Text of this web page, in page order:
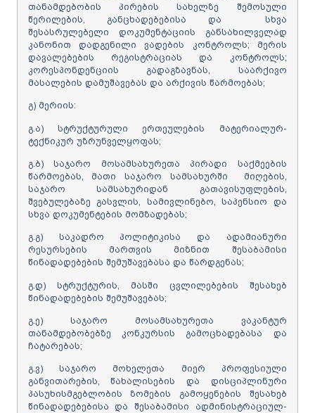
თანამდებობის პირების სახელზე შემოსული
წერილების, განცხადებებისა და სხვა
შესასრულებელი დოკუმენტაციის განსახილველად
კანონით დადგენილი ვადების კონტროლს; მერის
დავალებების რეგისტრაციას და კონტროლს;
კორესპონდენციის გადაგზავნას, საარქივო
მასალების დამუშავებას და არქივის წარმოებას;
გ) მერიის:
გ.ა) სტრუქტურული ერთეულების მატერიალურ-
ტექნიკურ უზრუნველყოფას;
გ.ბ) საჯარო მოსამსახურეთა პირადი საქმეების
წარმოებას, მათი საჯარო სამსახურში მიღების,
საჯარო სამსახურიდან გათავისუფლების,
შვებულებაზე გასვლის, სამივლინებო, საპენსიო და
სხვა დოკუმენტების მომზადებას;
გ.გ) საკადრო პოლიტიკისა და ადამიანური
რესურსების მართვის მიზნით შესაბამისი
წინადადებების შემუშავებასა და წარდგენას;
გ.დ) სტრუქტურის, მასში ცვლილებების შესახებ
წინადადებების შემუშავებას;
გ.ე) საჯარო მოსამსახურეთა ვაკანტურ
თანამდებობებზე კონკურსის გამოცხადებასა და
ჩატარებას;
გ.ვ) საჯარო მოხელეთა მიერ პროფესიული
განვითარების, წახალისების და დისციპლინური
პასუხისმგებლობის ზომების გამოყენების შესახებ
წინადადებებისა და შესაბამისი ადმინისტრაციულ-